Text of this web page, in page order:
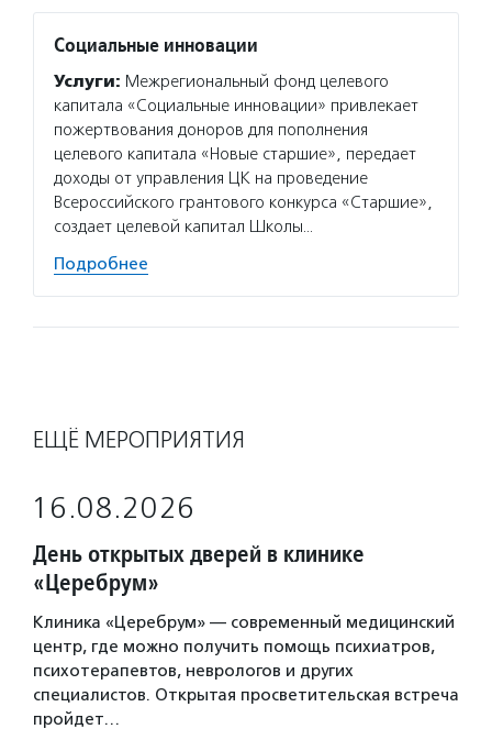
Социальные инновации
Услуги: Межрегиональный фонд целевого
капитала «Социальные инновации» привлекает
пожертвования доноров для пополнения
целевого капитала «Новые старшие», передает
доходы от управления ЦК на проведение
Всероссийского грантового конкурса «Старшие»,
создает целевой капитал Школы…
Подробнее
ЕЩЁ МЕРОПРИЯТИЯ
16.08.2026
День открытых дверей в клинике
«Церебрум»
Клиника «Церебрум» — современный медицинский
центр, где можно получить помощь психиатров,
психотерапевтов, неврологов и других
специалистов. Открытая просветительская встреча
пройдет…